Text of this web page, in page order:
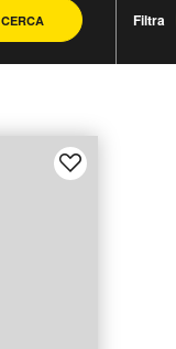
CERCA Filtra